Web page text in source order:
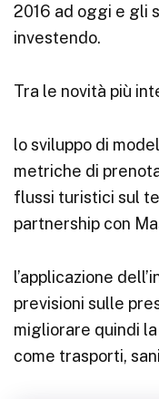
2016 ad oggi e gli
investendo.
Tra le novità più
lo sviluppo di
metriche di
flussi turistici sul
partnership con
l’applicazione
previsioni sulle
migliorare quindi
come trasporti,